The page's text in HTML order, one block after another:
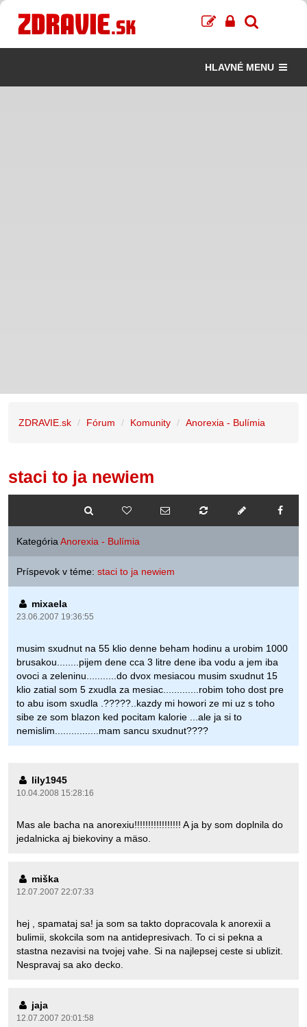
HLAVNÉ MENU
ZDRAVIE.sk Fórum Komunity Anorexia - Bulímia
staci to ja newiem
Kategória Anorexia - Bulímia
Príspevok v téme: staci to ja newiem
mixaela
23.06.2007 19:36:55
musim sxudnut na 55 klio denne beham hodinu a urobim 1000
brusakou........pijem dene cca 3 litre dene iba vodu a jem iba
ovoci a zeleninu...........do dvox mesiacou musim sxudnut 15
klio zatial som 5 zxudla za mesiac.............robim toho dost pre
to abu isom sxudla .?????..kazdy mi howori ze mi uz s toho
sibe ze som blazon ked pocitam kalorie ...ale ja si to
nemislim................mam sancu sxudnut????
lily1945
10.04.2008 15:28:16
Mas ale bacha na anorexiu!!!!!!!!!!!!!!!!! A ja by som doplnila do
jedalnicka aj biekoviny a mäso.
miška
12.07.2007 22:07:33
hej , spamataj sa! ja som sa takto dopracovala k anorexii a
bulimii, skokcila som na antidepresivach. To ci si pekna a
stastna nezavisi na tvojej vahe. Si na najlepsej ceste si ublizit.
Nespravaj sa ako decko.
jaja
12.07.2007 20:01:58